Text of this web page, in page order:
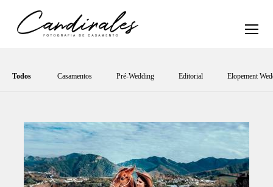
Todos Casamentos Pré-Wedding Editorial Elopement